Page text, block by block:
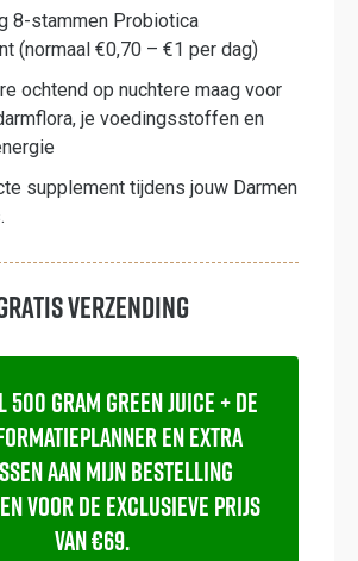
8-stammen Probiotica
(normaal €0,70 – €1 per dag)
ochtend op nuchtere maag voor
je voedingsstoffen en
supplement tijdens jouw Darmen
verzending
500 gram Green Juice + de
en extra
aan mijn bestelling
voor de exclusieve prijs
van €69.